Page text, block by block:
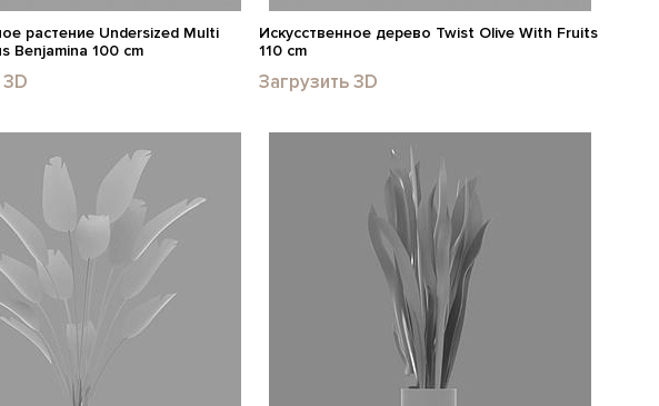
растение Undersized Multi
Benjamina 100 cm
Искусственное дерево Twist Olive With Fruits
110 cm
Загрузить 3D